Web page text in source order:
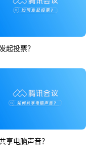
起投票？
享电脑声音？